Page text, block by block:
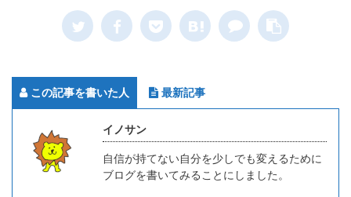
この記事を書いた人 最新記事
イノサン
自信が持てない自分を少しでも変えるために
ブログを書いてみることにしました。